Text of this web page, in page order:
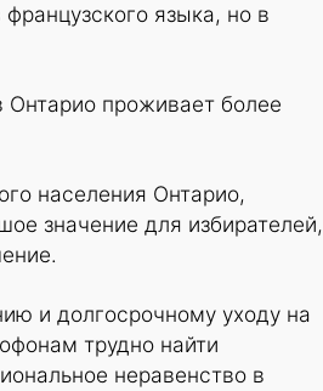
языка, но в
проживает более
населения Онтарио,
значение для избирателей,
и долгосрочному уходу на
трудно найти
неравенство в